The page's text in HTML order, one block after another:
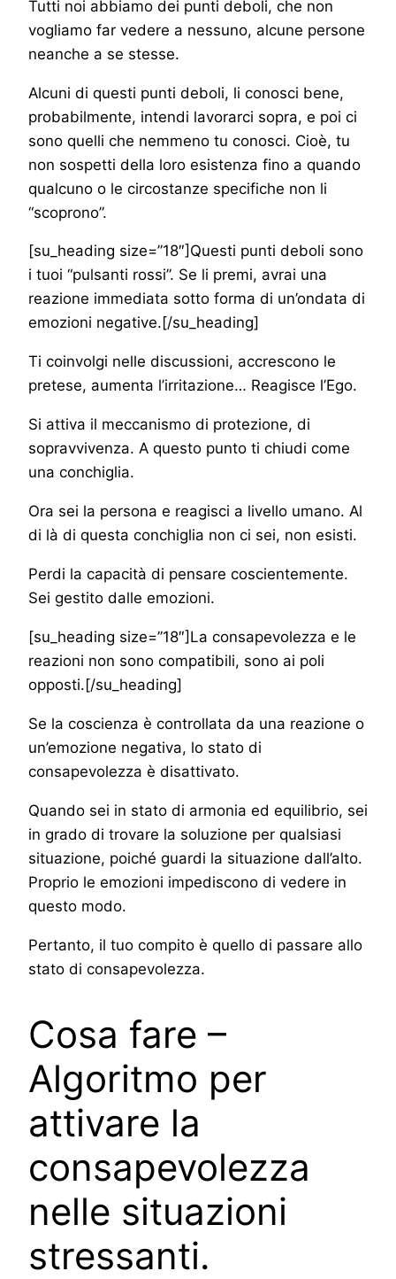
Tutti noi abbiamo dei punti deboli, che non
vogliamo far vedere a nessuno, alcune persone
neanche a se stesse.
Alcuni di questi punti deboli, li conosci bene,
probabilmente, intendi lavorarci sopra, e poi ci
sono quelli che nemmeno tu conosci. Cioè, tu
non sospetti della loro esistenza fino a quando
qualcuno o le circostanze specifiche non li
“scoprono”.
[su_heading size=”18″]Questi punti deboli sono
i tuoi “pulsanti rossi”. Se li premi, avrai una
reazione immediata sotto forma di un’ondata di
emozioni negative.[/su_heading]
Ti coinvolgi nelle discussioni, accrescono le
pretese, aumenta l’irritazione… Reagisce l’Ego.
Si attiva il meccanismo di protezione, di
sopravvivenza. A questo punto ti chiudi come
una conchiglia.
Ora sei la persona e reagisci a livello umano. Al
di là di questa conchiglia non ci sei, non esisti.
Perdi la capacità di pensare coscientemente.
Sei gestito dalle emozioni.
[su_heading size=”18″]La consapevolezza e le
reazioni non sono compatibili, sono ai poli
opposti.[/su_heading]
Se la coscienza è controllata da una reazione o
un’emozione negativa, lo stato di
consapevolezza è disattivato.
Quando sei in stato di armonia ed equilibrio, sei
in grado di trovare la soluzione per qualsiasi
situazione, poiché guardi la situazione dall’alto.
Proprio le emozioni impediscono di vedere in
questo modo.
Pertanto, il tuo compito è quello di passare allo
stato di consapevolezza.
Cosa fare –
Algoritmo per
attivare la
consapevolezza
nelle situazioni
stressanti.